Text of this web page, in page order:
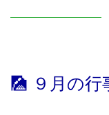
🎑 ９月の行